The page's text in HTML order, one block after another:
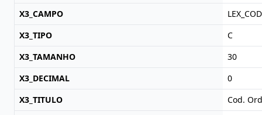
X3_CAMPO
X3_TIPO
C
X3_TAMANHO
30
X3_DECIMAL
0
X3_TITULO
Cod.